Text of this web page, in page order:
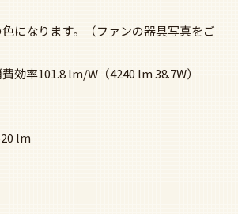
になります。（ファンの器具写真をご
効率101.8 lm/W（4240 lm 38.7W）
lm